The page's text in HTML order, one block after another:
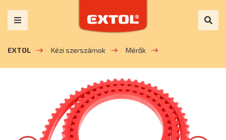
EXTOL Kézi szerszámok Mérők